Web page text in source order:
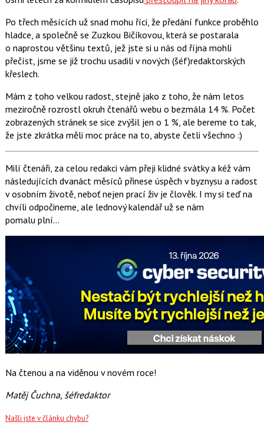
Po třech měsících už snad mohu říci, že předání funkce proběhlo
hladce, a společně se Zuzkou Bičíkovou, která se postarala
o naprostou většinu textů, jež jste si u nás od října mohli
přečíst, jsme se již trochu usadili v nových (šéf)redaktorských
křeslech.
Mám z toho velkou radost, stejně jako z toho, že nám letos
meziročně rozrostl okruh čtenářů webu o bezmála 14 %. Počet
zobrazených stránek se sice zvýšil jen o 1 %, ale bereme to tak,
že jste zkrátka měli moc práce na to, abyste četli všechno :)
Milí čtenáři, za celou redakci vám přeji klidné svátky a kéž vám
následujících dvanáct měsíců přinese úspěch v byznysu a radost
v osobním životě, neboť nejen prací živ je člověk. I my si teď na
chvíli odpočineme, ale lednový kalendář už se nám
pomalu plní…
Na čtenou a na viděnou v novém roce!
Matěj Čuchna, šéfredaktor
Našli jste v článku chybu?